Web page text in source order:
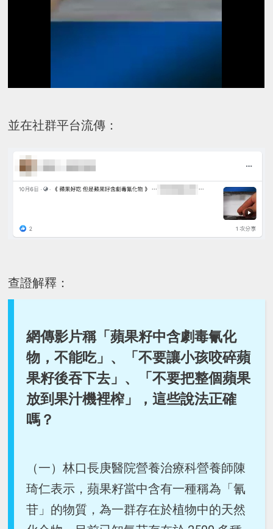
並在社群平台流傳：
查證解釋：
網傳影片稱「蘋果籽中含劇毒氰化
物，不能吃」、「不要讓小孩咬碎蘋
果籽後吞下去」、「不要把整個蘋果
放到果汁機裡榨」，這些說法正確
嗎？
（一）林口長庚醫院營養治療科營養師陳
琦仁表示，蘋果籽當中含有一種稱為「氰
苷」的物質，為一群存在於植物中的天然